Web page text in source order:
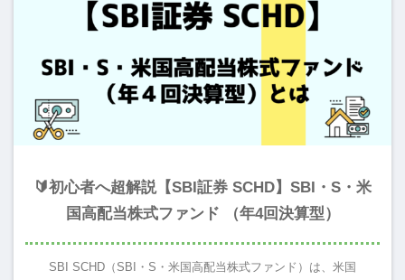
🔰初心者へ超解説【SBI証券 SCHD】SBI・S・米
国高配当株式ファンド （年4回決算型）
SBI SCHD（SBI・S・米国高配当株式ファンド）は、米国